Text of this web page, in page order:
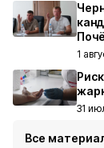
1
31
Все